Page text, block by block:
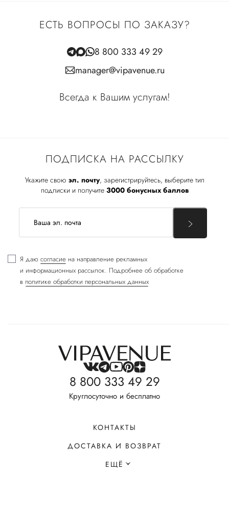
ПОДПИСКА НА РАССЫЛКУ
Укажите свою эл. почту, зарегистрируйтесь, выберите тип
подписки и получите 3000 бонусных баллов
Я даю согласие на направление рекламных
и информационных рассылок. Подробнее об обработке
в политике обработки персональных данных
ЕСТЬ ВОПРОСЫ ПО ЗАКАЗУ?
8 800 333 49 29
manager@vipavenue.ru
Всегда к Вашим услугам!
8 800 333 49 29
Круглосуточно и бесплатно
КОНТАКТЫ
ДОСТАВКА И ВОЗВРАТ
ЕЩЁ